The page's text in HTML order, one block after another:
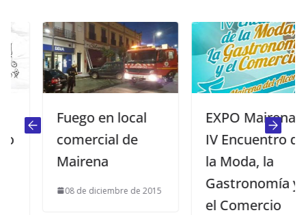
Fuego en local
comercial de
Mairena
08 de diciembre de 2015
EXPO Mairena,
IV Encuentro de
la Moda, la
Gastronomía y
el Comercio